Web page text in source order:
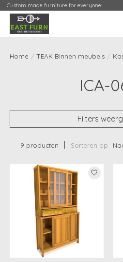
Custom made furniture for everyone!
Home / TEAK Binnen meubels /
ICA-
Filters
9 producten Sorteren op